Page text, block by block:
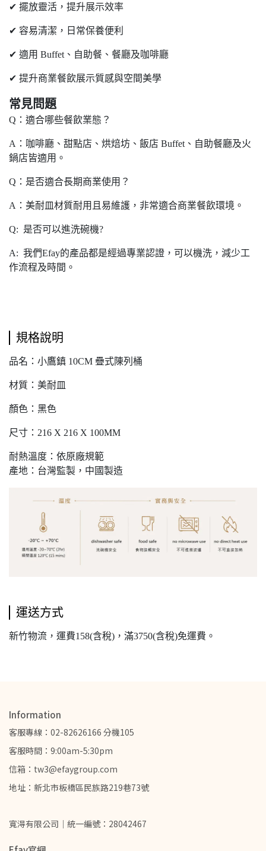
✔ 擺放靈活，提升展示效率
✔ 容易清潔，日常保養便利
✔ 適用 Buffet、自助餐、餐廳及咖啡廳
✔ 提升商業餐飲展示質感與空間美學
常見問題
Q：適合哪些餐飲業態？
A：咖啡廳、甜點店、烘焙坊、飯店 Buffet、自助餐廳及火
鍋店皆適用。
Q：是否適合長期商業使用？
A：美耐皿材質耐用且易維護，非常適合商業餐飲環境。
Q: 是否可以進洗碗機?
A: 我們Efay的產品都是經過專業認證，可以機洗，減少工
作流程及時間。
規格說明
品名：小鷹鎮 10CM 疊式陳列桶
材質：美耐皿
顏色：黑色
尺寸：216 X 216 X 100MM
耐熱溫度：依原廠規範
產地：台灣監製，中國製造
運送方式
新竹物流，運費158(含稅)，滿3750(含稅)免運費。
Information
客服專線：02-82626166 分機105
客服時間：9:00am-5:30pm
信箱：tw3@efaygroup.com
地址：新北市板橋區民族路219巷73號
寬淂有限公司｜統一編號：28042467